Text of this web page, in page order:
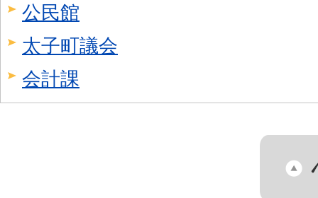
公民館
太子町議会
会計課